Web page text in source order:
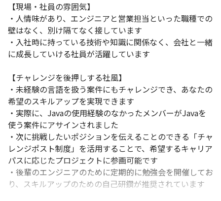
【現場・社員の雰囲気】
・人情味があり、エンジニアと営業担当といった職種での
壁はなく、別け隔てなく接しています
・入社時に持っている技術や知識に関係なく、会社と一緒
に成長していける社員が活躍しています
【チャレンジを後押しする社風】
・未経験の言語を扱う案件にもチャレンジでき、あなたの
希望のスキルアップを実現できます
・実際に、Javaの使用経験のなかったメンバーがJavaを
使う案件にアサインされました
・次に挑戦したいポジションを伝えることのできる「チャ
レンジポスト制度」を活用することで、希望するキャリア
パスに応じたプロジェクトに参画可能です
・後輩のエンジニアのために定期的に勉強会を開催してお
り、スキルアップのための自己研鑽が推奨されています